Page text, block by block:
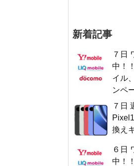
新着記事
７日
中！
イル
ンペ
７日
換え
６日
中！